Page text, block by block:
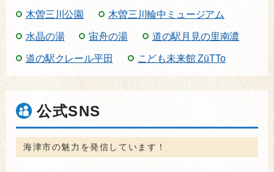
木曽三川公園 木曽三川輪中ミュージアム
水晶の湯 宙舟の湯 道の駅月見の里南濃
道の駅クレール平田 こども未来館 ZüTTo
公式SNS
海津市の魅力を発信しています！